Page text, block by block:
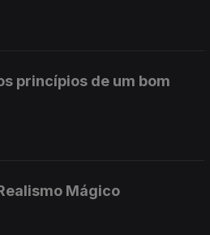
princípios de um bom
Mágico